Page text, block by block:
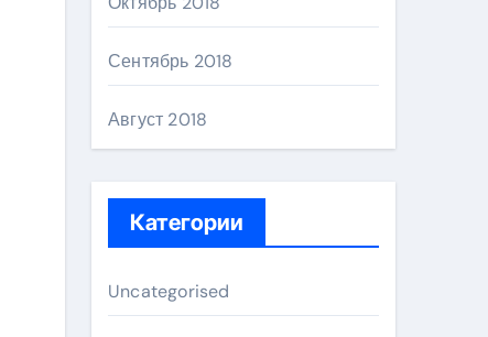
Сентябрь 2018
Август 2018
Категории
Uncategorised